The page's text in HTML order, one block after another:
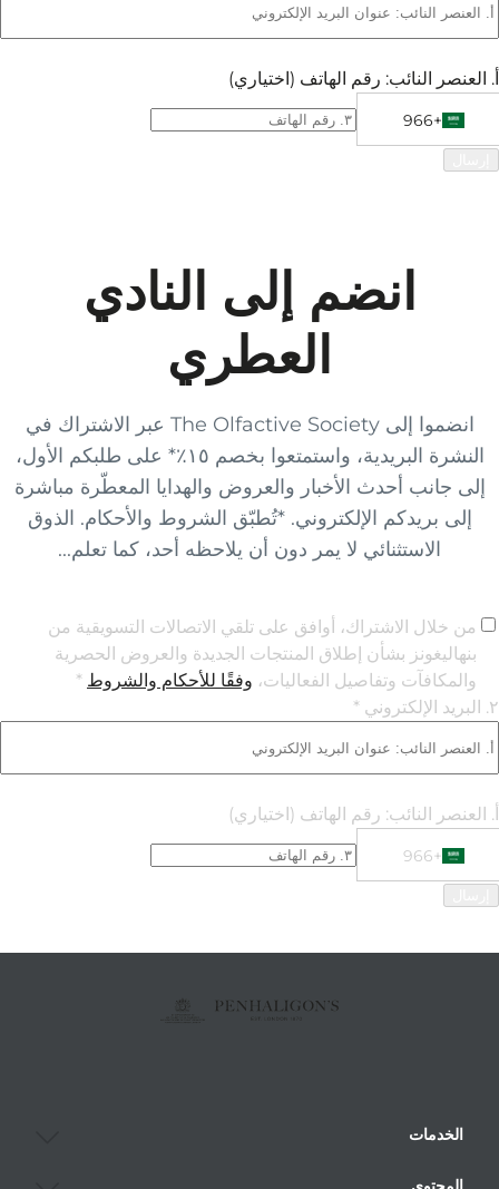
أ. العنصر النائب: رقم الهاتف (اختياري)
+966
+966 Saudi Arabia (‫المملكة العربية السعودية‬‎)
Phone Number
انضم إلى النادي
العطري
انضموا إلى The Olfactive Society عبر الاشتراك في
النشرة البريدية، واستمتعوا بخصم ١٥٪* على طلبكم الأول،
إلى جانب أحدث الأخبار والعروض والهدايا المعطّرة مباشرة
إلى بريدكم الإلكتروني. *تُطبّق الشروط والأحكام. الذوق
الاستثنائي لا يمر دون أن يلاحظه أحد، كما تعلم...
من خلال الاشتراك، أوافق على تلقي الاتصالات التسويقية من
بنهاليغونز بشأن إطلاق المنتجات الجديدة والعروض الحصرية
والمكافآت وتفاصيل الفعاليات، وفقًا للأحكام والشروط *
٢. البريد الإلكتروني *
أ. العنصر النائب: رقم الهاتف (اختياري)
+966
+966 Saudi Arabia (‫المملكة العربية السعودية‬‎)
Phone Number
الخدمات